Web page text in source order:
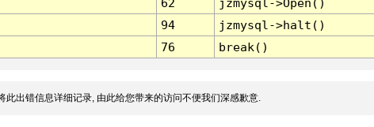
62
jzmysql->Open()
94
jzmysql->halt()
76 break()
此出错信息详细记录, 由此给您带来的访问不便我们深感歉意.